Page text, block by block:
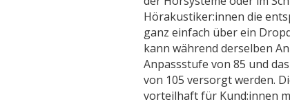
Hörakustiker:innen die
ganz einfach über ein
kann während derselben
Anpassstufe von 85 und
von 105 versorgt werden.
vorteilhaft für Kund:innen